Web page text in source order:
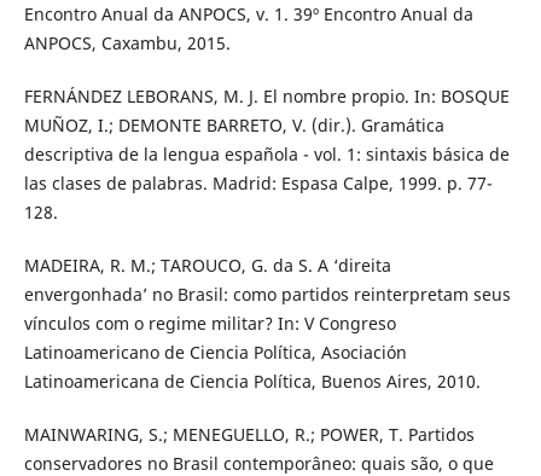
Encontro Anual da ANPOCS, v. 1. 39º Encontro Anual da
ANPOCS, Caxambu, 2015.
FERNÁNDEZ LEBORANS, M. J. El nombre propio. In: BOSQUE
MUÑOZ, I.; DEMONTE BARRETO, V. (dir.). Gramática
descriptiva de la lengua española - vol. 1: sintaxis básica de
las clases de palabras. Madrid: Espasa Calpe, 1999. p. 77-
128.
MADEIRA, R. M.; TAROUCO, G. da S. A ‘direita
envergonhada’ no Brasil: como partidos reinterpretam seus
vínculos com o regime militar? In: V Congreso
Latinoamericano de Ciencia Política, Asociación
Latinoamericana de Ciencia Política, Buenos Aires, 2010.
MAINWARING, S.; MENEGUELLO, R.; POWER, T. Partidos
conservadores no Brasil contemporâneo: quais são, o que